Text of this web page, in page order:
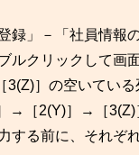
」－「社員情報
クリックして画
］の空いている
→［2(Y)］→［3(Z)
する前に、それぞ